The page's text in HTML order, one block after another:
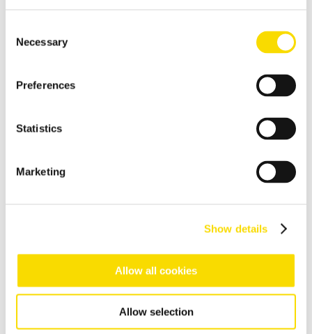
Selection
Necessary
Preferences
Statistics
Marketing
Show details
Allow all cookies
Allow selection
Recyclage de l’aluminium
Technologie de tri optique à haute résolution, pour des
matériaux en cuivre pur
Recyclage des déchets des équipements électriques et
électroniques (DEEE)
Technologies performantes de séparation et de tri pour le
ordures ménagères
Résidus de fonderie